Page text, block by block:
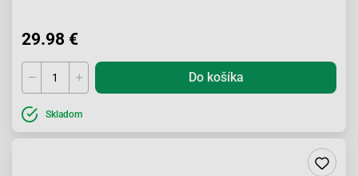
29.98 €
Do košíka
Skladom